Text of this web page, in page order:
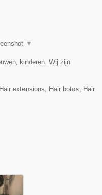
▼
kinderen. Wij zijn
extensions, Hair botox, Hair